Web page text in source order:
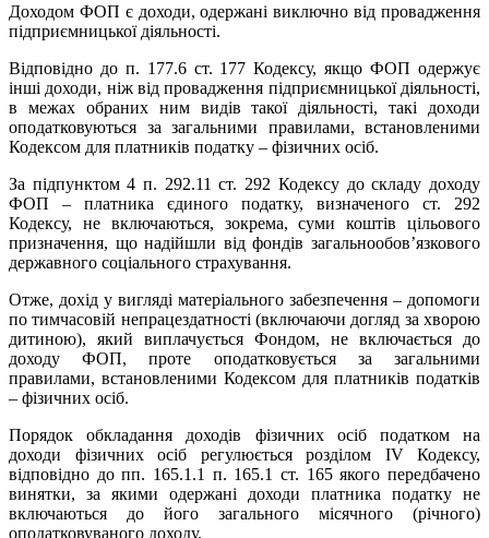
Доходом ФОП є доходи, одержані виключно від провадження
підприємницької діяльності.
Відповідно до п. 177.6 ст. 177 Кодексу, якщо ФОП одержує
інші доходи, ніж від провадження підприємницької діяльності,
в межах обраних ним видів такої діяльності, такі доходи
оподатковуються за загальними правилами, встановленими
Кодексом для платників податку – фізичних осіб.
За підпунктом 4 п. 292.11 ст. 292 Кодексу до складу доходу
ФОП – платника єдиного податку, визначеного ст. 292
Кодексу, не включаються, зокрема, суми коштів цільового
призначення, що надійшли від фондів загальнообов’язкового
державного соціального страхування.
Отже, дохід у вигляді матеріального забезпечення – допомоги
по тимчасовій непрацездатності (включаючи догляд за хворою
дитиною), який виплачується Фондом, не включається до
доходу ФОП, проте оподатковується за загальними
правилами, встановленими Кодексом для платників податків
– фізичних осіб.
Порядок обкладання доходів фізичних осіб податком на
доходи фізичних осіб регулюється розділом IV Кодексу,
відповідно до пп. 165.1.1 п. 165.1 ст. 165 якого передбачено
винятки, за якими одержані доходи платника податку не
включаються до його загального місячного (річного)
оподатковуваного доходу.